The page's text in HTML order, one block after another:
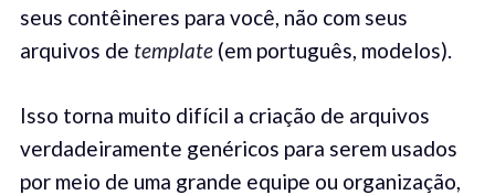
seus contêineres para você, não com seus
arquivos de template(em português, modelos).
Isso torna muito difícil a criação de arquivos
verdadeiramente genéricos para serem usados
por meio de uma grande equipe ou organização,